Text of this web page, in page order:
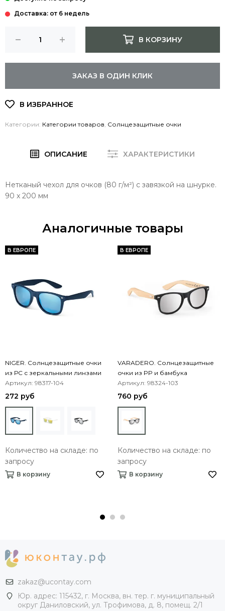
Доставка: от 6 недель
В КОРЗИНУ
ЗАКАЗ В ОДИН КЛИК
Категории: Категории товаров Солнцезащитные очки
ОПИСАНИЕ ХАРАКТЕРИСТИКИ
Нетканый чехол для очков (80 г/м²) с завязкой на шнурке.
90 x 200 мм
Аналогичные товары
В ЕВРОПЕ
NIGER. Солнцезащитные очки
из РС с зеркальными линзами
категории 3
Артикул: 98317-104
272 руб
Количество на складе: по
запросу
В корзину
В ЕВРОПЕ
VARADERO. Солнцезащитные
очки из PP и бамбука
Артикул: 98324-103
760 руб
Количество на складе: по
запросу
В корзину
zakaz@ucontay.com
Юр. адрес: 115432, г. Москва, вн. тер. г. муниципальный
округ Даниловский, ул. Трофимова, д. 8, помещ. 2/1